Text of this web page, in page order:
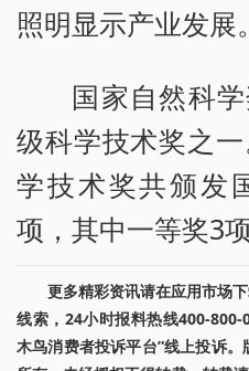
照明显示产业发展。
国家自然科
级科学技术奖之
学技术奖共颁发
项，其中一等奖3
更多精彩资讯请在应用市场
线索，24小时报料热线400-
木鸟消费者投诉平台”线上投诉